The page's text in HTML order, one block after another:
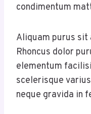
condimentum
Aliquam purus
Rhoncus dolor
elementum
scelerisque
neque gravida in